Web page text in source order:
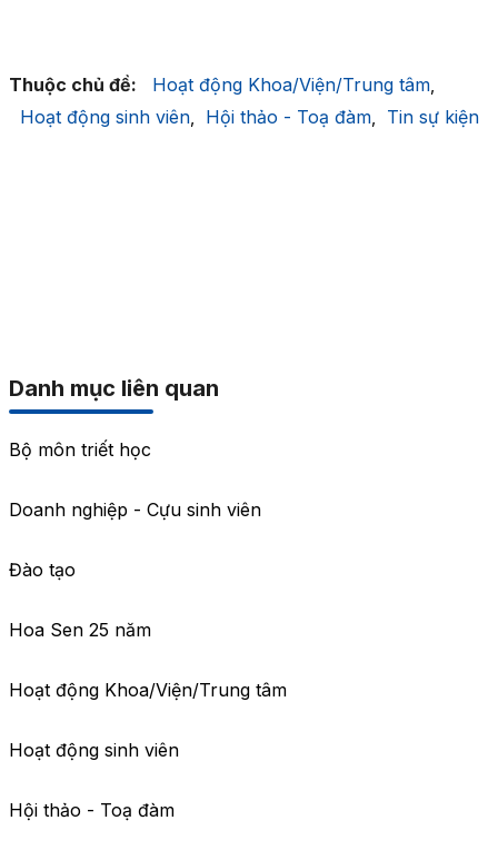
Thuộc chủ đề: Hoạt động Khoa/Viện/Trung tâm,
Hoạt động sinh viên, Hội thảo - Toạ đàm, Tin sự kiện
Danh mục liên quan
Bộ môn triết học
Doanh nghiệp - Cựu sinh viên
Đào tạo
Hoa Sen 25 năm
Hoạt động Khoa/Viện/Trung tâm
Hoạt động sinh viên
Hội thảo - Toạ đàm